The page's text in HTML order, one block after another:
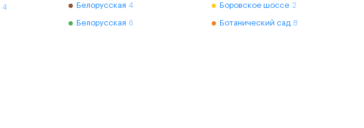
4 Белорусская 4
Белорусская 6
Боровское шоссе 2
Ботанический сад 8